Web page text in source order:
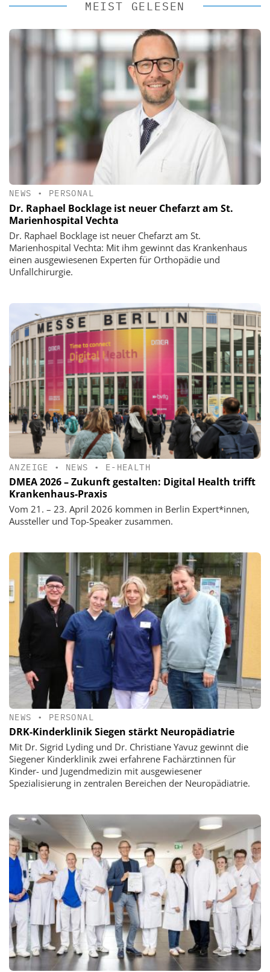
MEIST GELESEN
NEWS • PERSONAL
Dr. Raphael Bocklage ist neuer Chefarzt am St.
Marienhospital Vechta
Dr. Raphael Bocklage ist neuer Chefarzt am St.
Marienhospital Vechta: Mit ihm gewinnt das Krankenhaus
einen ausgewiesenen Experten für Orthopädie und
Unfallchirurgie.
ANZEIGE • NEWS • E-HEALTH
DMEA 2026 – Zukunft gestalten: Digital Health trifft
Krankenhaus-Praxis
Vom 21. – 23. April 2026 kommen in Berlin Expert*innen,
Aussteller und Top-Speaker zusammen.
NEWS • PERSONAL
DRK-Kinderklinik Siegen stärkt Neuropädiatrie
Mit Dr. Sigrid Lyding und Dr. Christiane Yavuz gewinnt die
Siegener Kinderklinik zwei erfahrene Fachärztinnen für
Kinder- und Jugendmedizin mit ausgewiesener
Spezialisierung in zentralen Bereichen der Neuropädiatrie.